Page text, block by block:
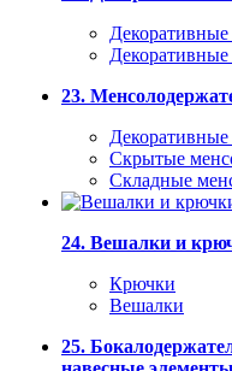
Декоративные
23.
Скрытые
Складные
24. Вешалки и
Крючки
Вешалки
25.